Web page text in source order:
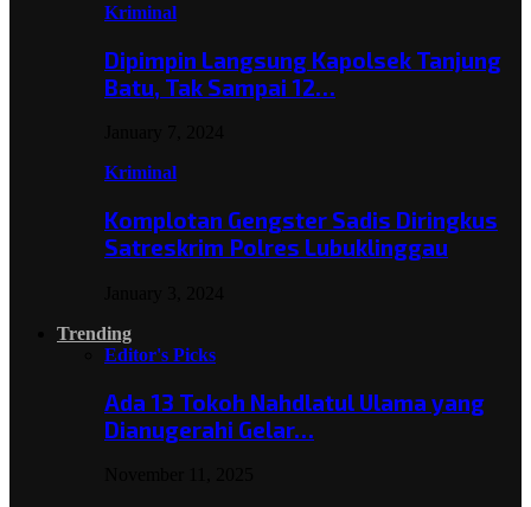
Kriminal
Dipimpin Langsung Kapolsek Tanjung
Batu, Tak Sampai 12…
Kriminal
Komplotan Gengster Sadis Diringkus
Satreskrim Polres Lubuklinggau
Trending
Editor's Picks
Ada 13 Tokoh Nahdlatul Ulama yang
Dianugerahi Gelar…